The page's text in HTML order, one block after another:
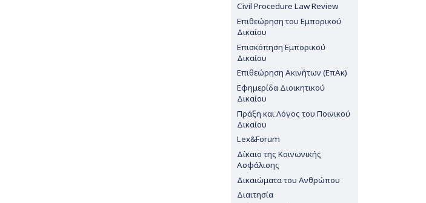
Civil Procedure Law Review
Επιθεώρηση του Εμπορικού
Δικαίου
Επισκόπηση Εμπορικού
Δικαίου
Επιθεώρηση Ακινήτων (ΕπΑκ)
Εφημερίδα Διοικητικού
Δικαίου
Πράξη και Λόγος του Ποινικού
Δικαίου
Lex&Forum
Δίκαιο της Κοινωνικής
Ασφάλισης
Δικαιώματα του Ανθρώπου
Διαιτησία